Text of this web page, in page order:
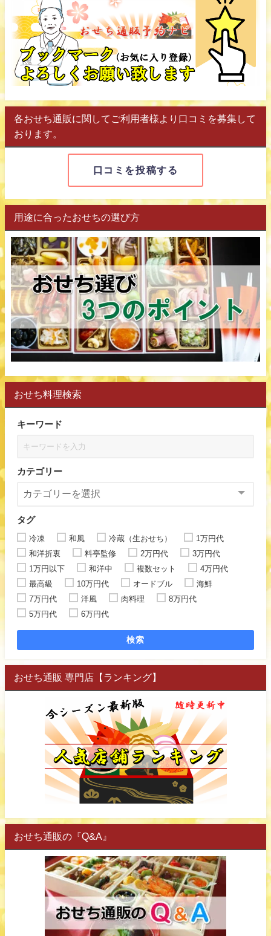
各おせち通販に関してご利用者様より口コミを募集して
おります。
口コミを投稿する
用途に合ったおせちの選び方
おせち料理検索
キーワード
カテゴリー
タグ
冷凍 和風 冷蔵（生おせち）
1万円代
和洋折衷
料亭監修 2万円代
3万円代
1万円以下
和洋中 複数セット
4万円代
最高級
10万円代 オードブル
海鮮
7万円代
洋風 肉料理
8万円代
5万円代
6万円代
検索
おせち通販 専門店【ランキング】
おせち通販の『Q&A』